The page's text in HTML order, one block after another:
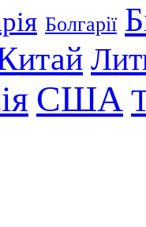
Болгарії
США